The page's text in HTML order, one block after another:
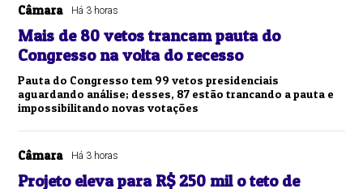
Câmara Há 3 horas
Mais de 80 vetos trancam pauta do
Congresso na volta do recesso
Pauta do Congresso tem 99 vetos presidenciais
aguardando análise; desses, 87 estão trancando a pauta e
impossibilitando novas votações
Câmara Há 3 horas
Projeto eleva para R$ 250 mil o teto de